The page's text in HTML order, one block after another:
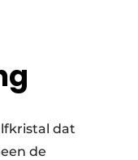
dat
de